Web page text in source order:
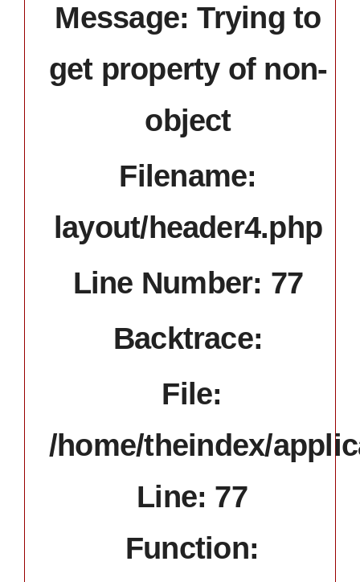
Message: Trying to
get property of non-
object
Filename:
layout/header4.php
Line Number: 77
Backtrace:
File:
/home/theindex/
Line: 77
Function: